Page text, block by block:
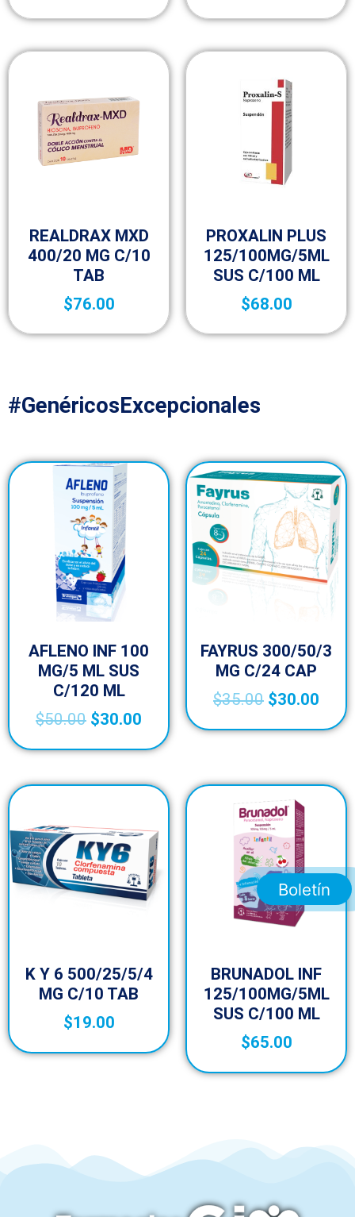
REALDRAX MXD
400/20 MG C/10
TAB
$76.00
PROXALIN PLUS
125/100MG/5ML
SUS C/100 ML
$68.00
#GenéricosExcepcionales
AFLENO INF 100
MG/5 ML SUS
C/120 ML
$50.00 $30.00
FAYRUS 300/50/3
MG C/24 CAP
$35.00 $30.00
K Y 6 500/25/5/4
MG C/10 TAB
$19.00
BRUNADOL INF
125/100MG/5ML
SUS C/100 ML
$65.00
Boletín